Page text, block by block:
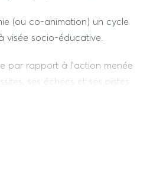
(ou co-animation) un cycle
visée socio-éducative.
par rapport à l'action menée
ses échecs et ses pistes
normé et savoir défendre